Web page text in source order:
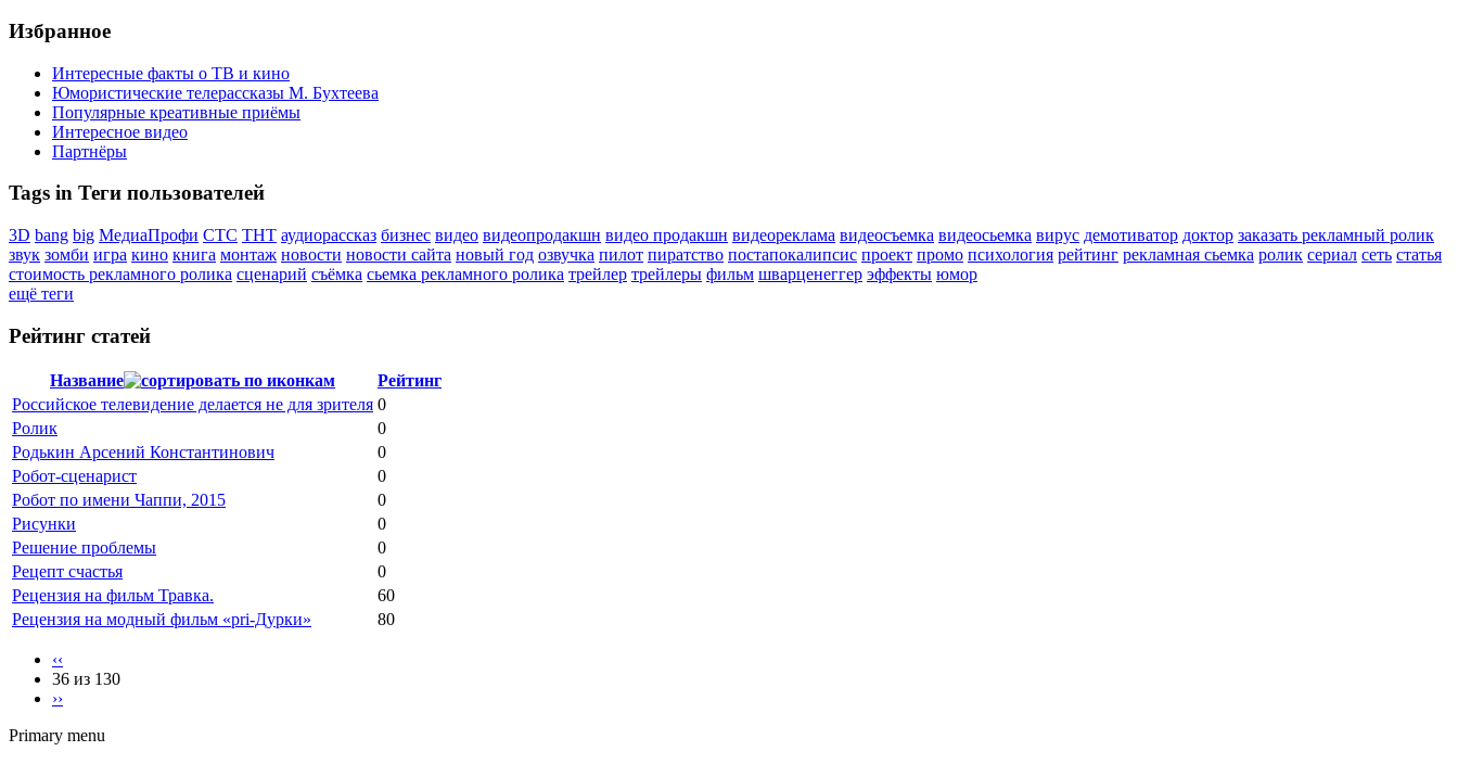
Избранное
Интересные факты о ТВ и кино
Юмористические телерассказы М. Бухтеева
Популярные креативные приёмы
Интересное видео
Партнёры
Tags in Теги пользователей
3D bang big МедиаПрофи СТС ТНТ аудиорассказ бизнес видео видеопродакшн видео продакшн видеореклама видеосъемка видеосьемка вирус демотиватор доктор заказать рекламный ролик
звук зомби игра кино книга монтаж новости новости сайта новый год озвучка пилот пиратство постапокалипсис проект промо психология рейтинг рекламная сьемка ролик сериал сеть статья
стоимость рекламного ролика сценарий съёмка сьемка рекламного ролика трейлер трейлеры фильм шварценеггер эффекты юмор
ещё теги
Рейтинг статей
Название
Рейтинг
Российское телевидение делается не для зрителя 0
Ролик
0
Родькин Арсений Константинович
0
Робот-сценарист
0
Робот по имени Чаппи, 2015
0
Рисунки
0
Решение проблемы
0
Рецепт счастья
0
Рецензия на фильм Травка.
60
Рецензия на модный фильм «pri-Дурки»
80
‹‹
36 из 130
››
Primary menu